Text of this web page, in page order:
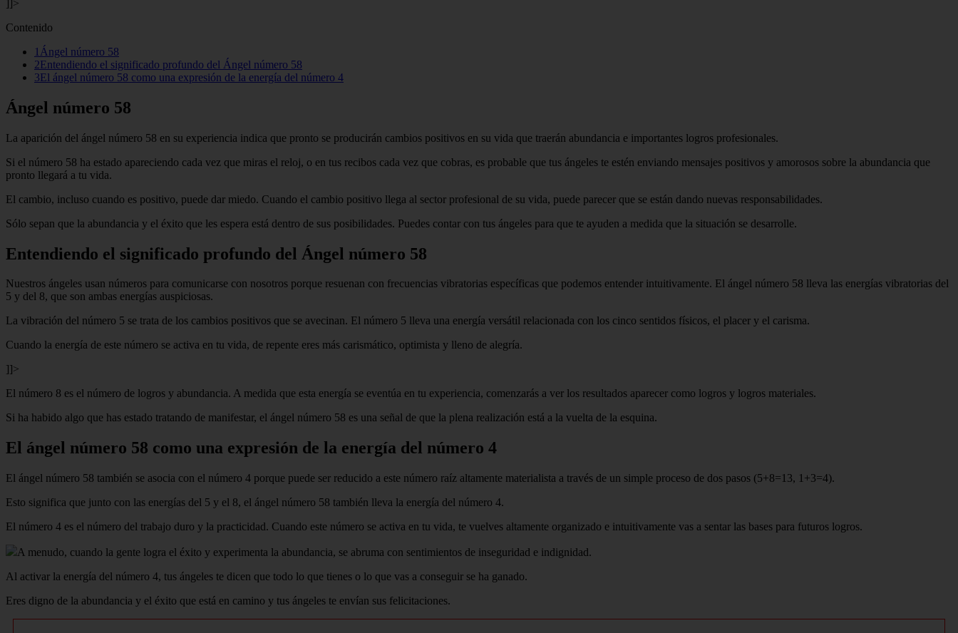
]]>
Contenido
1Ángel número 58
2Entendiendo el significado profundo del Ángel número 58
3El ángel número 58 como una expresión de la energía del número 4
Ángel número 58
La aparición del ángel número 58 en su experiencia indica que pronto se producirán cambios positivos en su vida que traerán abundancia e importantes logros profesionales.
Si el número 58 ha estado apareciendo cada vez que miras el reloj, o en tus recibos cada vez que cobras, es probable que tus ángeles te estén enviando mensajes positivos y amorosos sobre la abundancia que
pronto llegará a tu vida.
El cambio, incluso cuando es positivo, puede dar miedo. Cuando el cambio positivo llega al sector profesional de su vida, puede parecer que se están dando nuevas responsabilidades.
Sólo sepan que la abundancia y el éxito que les espera está dentro de sus posibilidades. Puedes contar con tus ángeles para que te ayuden a medida que la situación se desarrolle.
Entendiendo el significado profundo del Ángel número 58
Nuestros ángeles usan números para comunicarse con nosotros porque resuenan con frecuencias vibratorias específicas que podemos entender intuitivamente. El ángel número 58 lleva las energías vibratorias del
5 y del 8, que son ambas energías auspiciosas.
La vibración del número 5 se trata de los cambios positivos que se avecinan. El número 5 lleva una energía versátil relacionada con los cinco sentidos físicos, el placer y el carisma.
Cuando la energía de este número se activa en tu vida, de repente eres más carismático, optimista y lleno de alegría.
]]>
El número 8 es el número de logros y abundancia. A medida que esta energía se eventúa en tu experiencia, comenzarás a ver los resultados aparecer como logros y logros materiales.
Si ha habido algo que has estado tratando de manifestar, el ángel número 58 es una señal de que la plena realización está a la vuelta de la esquina.
El ángel número 58 como una expresión de la energía del número 4
El ángel número 58 también se asocia con el número 4 porque puede ser reducido a este número raíz altamente materialista a través de un simple proceso de dos pasos (5+8=13, 1+3=4).
Esto significa que junto con las energías del 5 y el 8, el ángel número 58 también lleva la energía del número 4.
El número 4 es el número del trabajo duro y la practicidad. Cuando este número se activa en tu vida, te vuelves altamente organizado e intuitivamente vas a sentar las bases para futuros logros.
A menudo, cuando la gente logra el éxito y experimenta la abundancia, se abruma con sentimientos de inseguridad e indignidad.
Al activar la energía del número 4, tus ángeles te dicen que todo lo que tienes o lo que vas a conseguir se ha ganado.
Eres digno de la abundancia y el éxito que está en camino y tus ángeles te envían sus felicitaciones.